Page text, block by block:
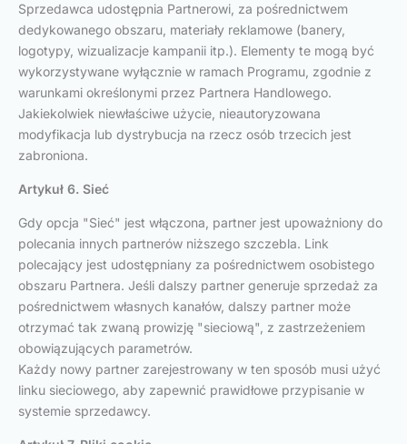
Sprzedawca udostępnia Partnerowi, za pośrednictwem
dedykowanego obszaru, materiały reklamowe (banery,
logotypy, wizualizacje kampanii itp.). Elementy te mogą być
wykorzystywane wyłącznie w ramach Programu, zgodnie z
warunkami określonymi przez Partnera Handlowego.
Jakiekolwiek niewłaściwe użycie, nieautoryzowana
modyfikacja lub dystrybucja na rzecz osób trzecich jest
zabroniona.
Artykuł 6. Sieć
Gdy opcja "Sieć" jest włączona, partner jest upoważniony do
polecania innych partnerów niższego szczebla. Link
polecający jest udostępniany za pośrednictwem osobistego
obszaru Partnera. Jeśli dalszy partner generuje sprzedaż za
pośrednictwem własnych kanałów, dalszy partner może
otrzymać tak zwaną prowizję "sieciową", z zastrzeżeniem
obowiązujących parametrów.
Każdy nowy partner zarejestrowany w ten sposób musi użyć
linku sieciowego, aby zapewnić prawidłowe przypisanie w
systemie sprzedawcy.